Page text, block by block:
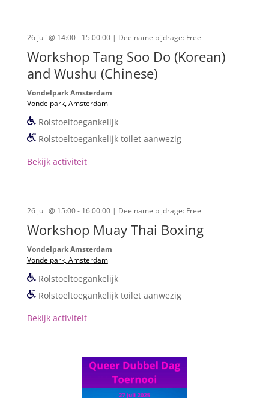
26 juli @ 14:00 - 15:00:00 | Deelname bijdrage: Free
Workshop Tang Soo Do (Korean)
and Wushu (Chinese)
Vondelpark Amsterdam
Vondelpark, Amsterdam
Rolstoeltoegankelijk
Rolstoeltoegankelijk toilet aanwezig
Bekijk activiteit
26 juli @ 15:00 - 16:00:00 | Deelname bijdrage: Free
Workshop Muay Thai Boxing
Vondelpark Amsterdam
Vondelpark, Amsterdam
Rolstoeltoegankelijk
Rolstoeltoegankelijk toilet aanwezig
Bekijk activiteit